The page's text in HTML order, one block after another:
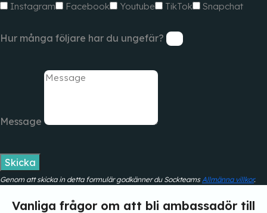
Instagram Facebook Youtube TikTok Snapchat
Hur många följare har du ungefär?
Message
Skicka
Genom att skicka in detta formulär godkänner du Sockteams Allmänna villkor.
Vanliga frågor om att bli ambassadör till